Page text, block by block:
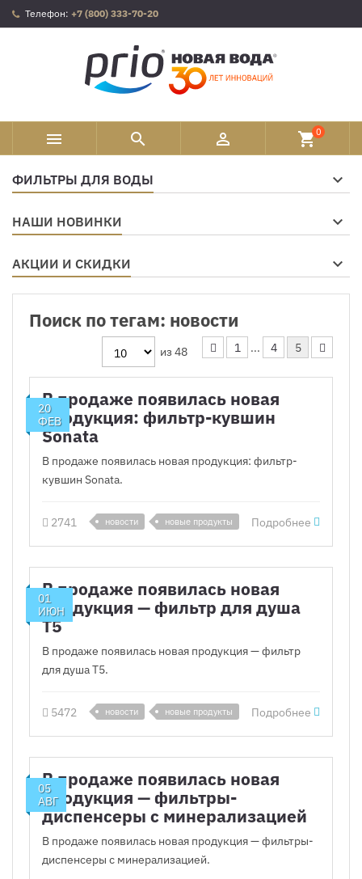
Телефон: +7 (800) 333-70-20
   shopping_cart0
ФИЛЬТРЫ ДЛЯ ВОДЫ
НАШИ НОВИНКИ
АКЦИИ И СКИДКИ
Поиск по тегам: новости
из 48 1 ... 4 5
20
ФЕВ
В продаже появилась новая
продукция: фильтр-кувшин
Sonata
В продаже появилась новая продукция: фильтр-
кувшин Sonata.
2741 новости новые продукты Подробнее
01
ИЮН
В продаже появилась новая
продукция — фильтр для душа
T5
В продаже появилась новая продукция — фильтр
для душа T5.
5472 новости новые продукты Подробнее
05
АВГ
В продаже появилась новая
продукция — фильтры-
диспенсеры с минерализацией
В продаже появилась новая продукция — фильтры-
диспенсеры с минерализацией.